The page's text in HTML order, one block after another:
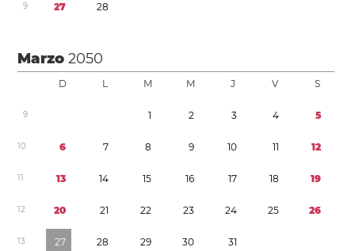
9 27 28
Marzo2050
D L M M J V S
9 1 2 3 4 5
10 6 7 8 9 10 11 12
11 13 14 15 16 17 18 19
12 20 21 22 23 24 25 26
13 27 28 29 30 31